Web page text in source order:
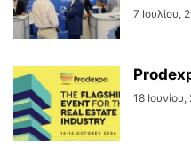
7 Ιουλίου,
18